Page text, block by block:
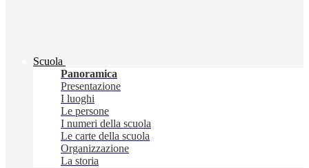
Scuola
Panoramica
Presentazione
I luoghi
Le persone
I numeri della scuola
Le carte della scuola
Organizzazione
La storia